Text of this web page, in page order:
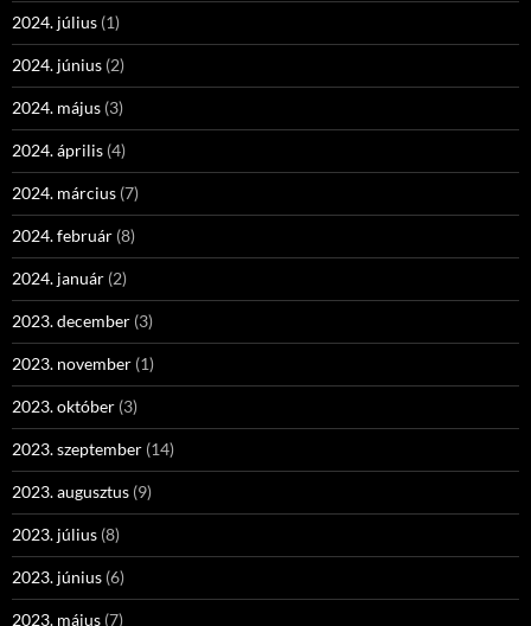
2024. július (1)
2024. június (2)
2024. május (3)
2024. április (4)
2024. március (7)
2024. február (8)
2024. január (2)
2023. december (3)
2023. november (1)
2023. október (3)
2023. szeptember (14)
2023. augusztus (9)
2023. július (8)
2023. június (6)
2023. május (7)